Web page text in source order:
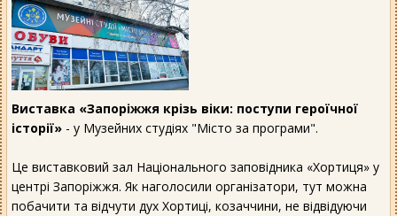
Виставка «Запоріжжя крізь віки: поступи героїчної
історії» - у Музейних студіях "Місто за програми".
Це виставковий зал Національного заповідника «Хортиця» у
центрі Запоріжжя. Як наголосили організатори, тут можна
побачити та відчути дух Хортиці, козаччини, не відвідуючи